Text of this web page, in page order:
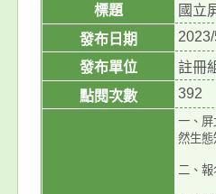
標題
國立
發布日期
發布單位
註冊
點閱次數
392
一、屏
然生態
二、報